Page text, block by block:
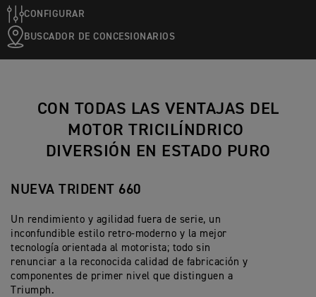
CONFIGURAR
BUSCADOR DE CONCESIONARIOS
CON TODAS LAS VENTAJAS DEL
MOTOR TRICILÍNDRICO
DIVERSIÓN EN ESTADO PURO
NUEVA TRIDENT 660
Un rendimiento y agilidad fuera de serie, un
inconfundible estilo retro-moderno y la mejor
tecnología orientada al motorista; todo sin
renunciar a la reconocida calidad de fabricación y
componentes de primer nivel que distinguen a
Triumph.